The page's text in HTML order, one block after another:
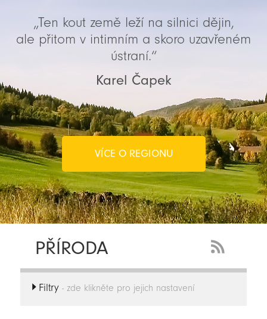
„Ten kout země leží na silnici dějin,
ale přitom v intimním a skoro uzavřeném
ústraní.“
Karel Čapek
VÍCE O REGIONU
PŘÍRODA
Feed
Filtry- zde klikněte pro jejich nastavení